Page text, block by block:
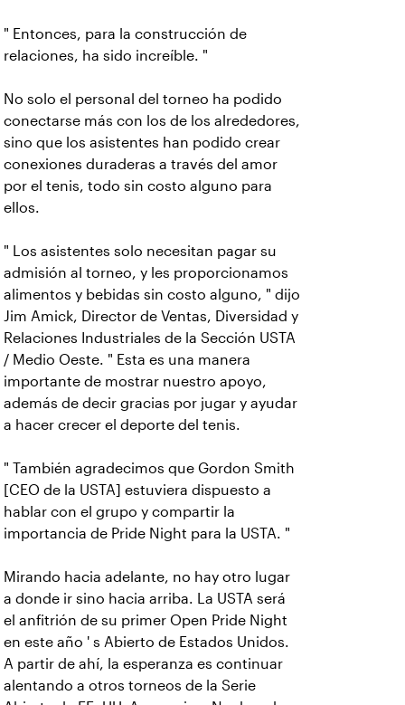
" Entonces, para la construcción de
relaciones, ha sido increíble. "
No solo el personal del torneo ha podido
conectarse más con los de los alrededores,
sino que los asistentes han podido crear
conexiones duraderas a través del amor
por el tenis, todo sin costo alguno para
ellos.
" Los asistentes solo necesitan pagar su
admisión al torneo, y les proporcionamos
alimentos y bebidas sin costo alguno, " dijo
Jim Amick, Director de Ventas, Diversidad y
Relaciones Industriales de la Sección USTA
/ Medio Oeste. " Esta es una manera
importante de mostrar nuestro apoyo,
además de decir gracias por jugar y ayudar
a hacer crecer el deporte del tenis.
" También agradecimos que Gordon Smith
[CEO de la USTA] estuviera dispuesto a
hablar con el grupo y compartir la
importancia de Pride Night para la USTA. "
Mirando hacia adelante, no hay otro lugar
a donde ir sino hacia arriba. La USTA será
el anfitrión de su primer Open Pride Night
en este año ' s Abierto de Estados Unidos.
A partir de ahí, la esperanza es continuar
alentando a otros torneos de la Serie